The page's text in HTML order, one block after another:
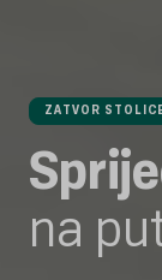
ZATVOR
na